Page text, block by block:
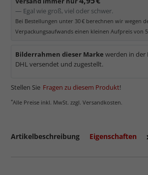
— Egal wie groß, viel oder schwer.
Bei Bestellungen unter 30 € berechnen wir wegen
Verpackungsaufwands einen kleinen Aufpreis von 5
Bilderrahmen dieser Marke werden in der
DHL versendet und zugestellt.
Stellen Sie Fragen zu diesem Produkt!
*Alle Preise inkl. MwSt. zzgl. Versandkosten.
Artikelbeschreibung Eigenschaften